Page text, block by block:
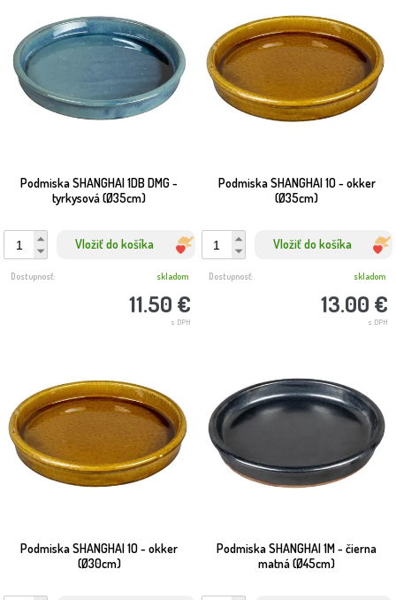
Podmiska SHANGHAI 1DB DMG -
tyrkysová (Ø35cm)
Vložiť do košíka
11.50 €
s DPH
Dostupnosť: skladom
Podmiska SHANGHAI 1O - okker
(Ø35cm)
Vložiť do košíka
13.00 €
s DPH
Dostupnosť: skladom
Podmiska SHANGHAI 1O - okker
(Ø30cm)
Podmiska SHANGHAI 1M - čierna
matná (Ø45cm)